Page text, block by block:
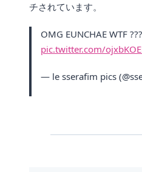
チされています。
OMG EUNCHAE WTF ???
pic.twitter.com/
— le sserafim pics